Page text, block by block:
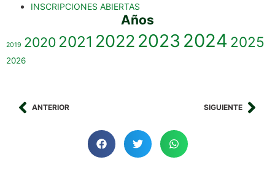
INSCRIPCIONES ABIERTAS
Años
2019 20202021 2022 2023 2024 2025
2026
ANTERIOR SIGUIENTE